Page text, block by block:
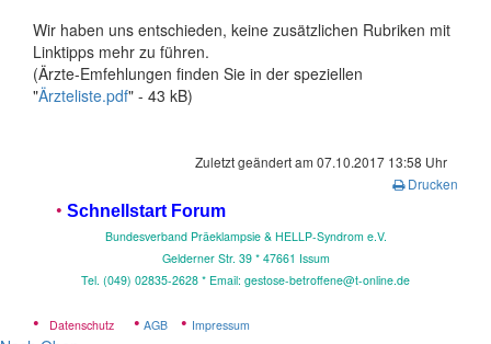
Wir haben uns entschieden, keine zusätzlichen Rubriken mit
Linktipps mehr zu führen.
(Ärzte-Emfehlungen finden Sie in der speziellen
"Ärzteliste.pdf" - 43 kB)
Zuletzt geändert am 07.10.2017 13:58 Uhr
Drucken
• Schnellstart Forum
Bundesverband Präeklampsie & HELLP-Syndrom e.V.
Gelderner Str. 39 * 47661 Issum
Tel. (049) 02835-2628 * Email: gestose-betroffene@t-online.de
• Datenschutz • AGB • Impressum